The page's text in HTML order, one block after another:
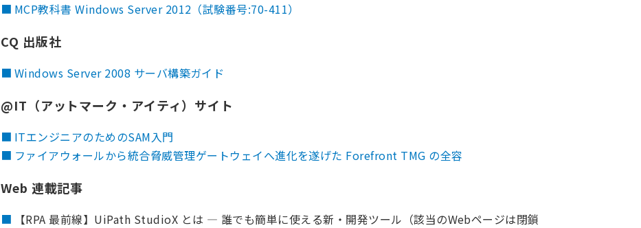
MCP教科書 Windows Server 2012（試験番号:70-411）
CQ 出版社
Windows Server 2008 サーバ構築ガイド
@IT（アットマーク・アイティ）サイト
ITエンジニアのためのSAM入門
ファイアウォールから統合脅威管理ゲートウェイへ進化を遂げた Forefront TMG の全容
Web 連載記事
【RPA 最前線】UiPath StudioX とは ― 誰でも簡単に使える新・開発ツール（該当のWebページは閉鎖